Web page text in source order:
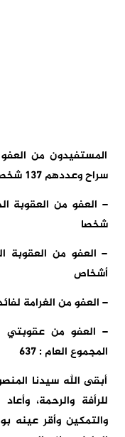
المستفيدون من
سراح وعددهم 137 شخصا موزعين كالتالي :
شخصا
أشخاص
– العفو من الغرامة لفائدة :
المجموع العام : 637
أبقى الله سيدنا
للرأفة والرحمة،
والتمكين وأقر عينه